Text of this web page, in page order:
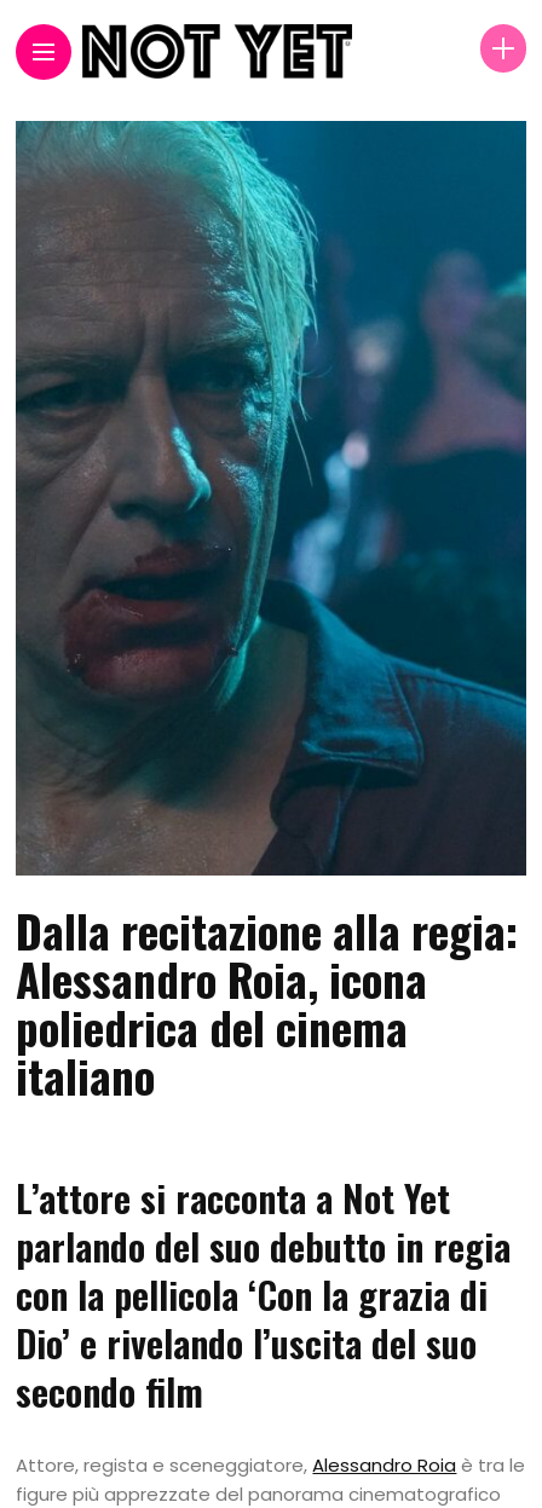
Dalla recitazione alla regia:
Alessandro Roia, icona
poliedrica del cinema
italiano
L’attore si racconta a Not Yet
parlando del suo debutto in regia
con la pellicola ‘Con la grazia di
Dio’ e rivelando l’uscita del suo
secondo film
Attore, regista e sceneggiatore,Alessandro Roia è tra le
figure più apprezzate del panorama cinematografico